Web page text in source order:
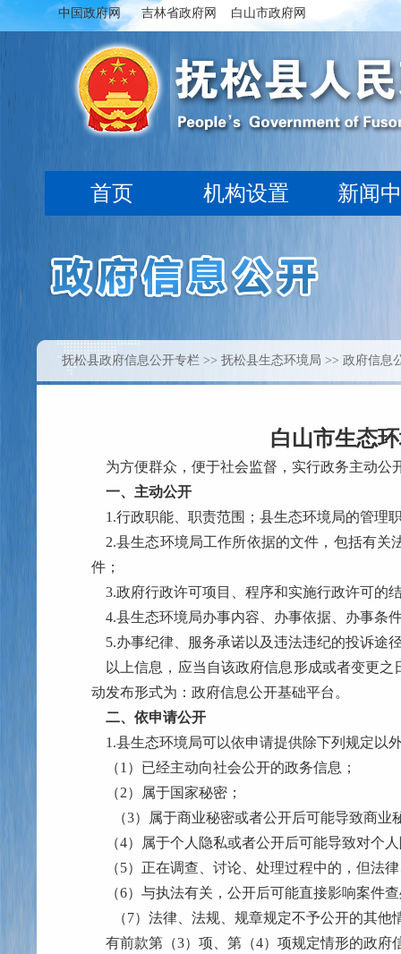
抚松县政府信息公开专栏 >> 抚松县生态环境局 >> 政府信息
白山市生态
为方便群众，便于社会监督，实行政务主动公
一、主动公开
1.行政职能、职责范围； 县生态环境局的管理
2.县生态环境局工作所依据的文件，包括有关
件；
3.政府行政许可项目、程序和实施行政许可的
4.县生态环境局办事内容、办事依据、办事条
5.办事纪律、服务承诺以及违法违纪的投诉途
以上信息，应当自该政府信息形成或者变更
动发布形式为：政府信息公开基础平台。
二、依申请公开
1.县生态环境局可以依申请提供除下列规定以
（1）已经主动向社会公开的政务信息；
（2）属于国家秘密；
（3）属于商业秘密或者公开后可能导致商业
（4）属于个人隐私或者公开后可能导致对个
（5）正在调查、讨论、处理过程中的，但法
（6）与执法有关，公开后可能直接影响案件
（7）法律、法规、规章规定不予公开的其他
有前款第（3）项、第（4）项规定情形的政